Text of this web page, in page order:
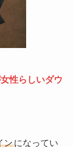
性らしいダウ
ンになってい